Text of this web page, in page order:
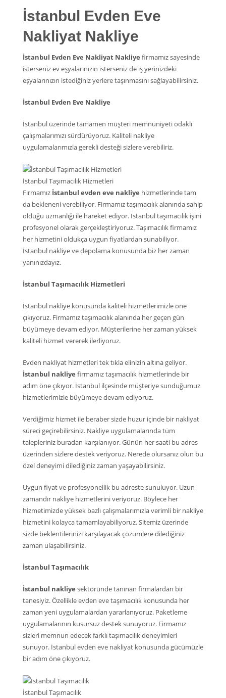
İstanbul Evden Eve
Nakliyat Nakliye
İstanbul Evden Eve Nakliyat Nakliye firmamız sayesinde
isterseniz ev eşyalarınızın isterseniz de iş yerinizdeki
eşyalarınızın istediğiniz yerlere taşınmasını sağlayabilirsiniz.
İstanbul Evden Eve Nakliye
İstanbul üzerinde tamamen müşteri memnuniyeti odaklı
çalışmalarımızı sürdürüyoruz. Kaliteli nakliye
uygulamalarımızla gerekli desteği sizlere verebiliriz.
İstanbul Taşımacılık Hizmetleri
Firmamız İstanbul evden eve nakliye hizmetlerinde tam
da bekleneni verebiliyor. Firmamız taşımacılık alanında sahip
olduğu uzmanlığı ile hareket ediyor. İstanbul taşımacılık işini
profesyonel olarak gerçekleştiriyoruz. Taşımacılık firmamız
her hizmetini oldukça uygun fiyatlardan sunabiliyor.
İstanbul nakliye ve depolama konusunda biz her zaman
yanınızdayız.
İstanbul Taşımacılık Hizmetleri
İstanbul nakliye konusunda kaliteli hizmetlerimizle öne
çıkıyoruz. Firmamız taşımacılık alanında her geçen gün
büyümeye devam ediyor. Müşterilerine her zaman yüksek
kaliteli hizmet vererek ilerliyoruz.
Evden nakliyat hizmetleri tek tıkla elinizin altına geliyor.
İstanbul nakliye firmamız taşımacılık hizmetlerinde bir
adım öne çıkıyor. İstanbul ilçesinde müşteriye sunduğumuz
hizmetlerimizle büyümeye devam ediyoruz.
Verdiğimiz hizmet ile beraber sizde huzur içinde bir nakliyat
süreci geçirebilirsiniz. Nakliye uygulamalarında tüm
talepleriniz buradan karşılanıyor. Günün her saati bu adres
üzerinden sizlere destek veriyoruz. Nerede olursanız olun bu
özel deneyimi dilediğiniz zaman yaşayabilirsiniz.
Uygun fiyat ve profesyonellik bu adreste sunuluyor. Uzun
zamandır nakliye hizmetlerini veriyoruz. Böylece her
hizmetimizde yüksek bazlı çalışmalarımızla verimli bir nakliye
hizmetini kolayca tamamlayabiliyoruz. Sitemiz üzerinde
sizde beklentilerinizi karşılayacak çözümlere dilediğiniz
zaman ulaşabilirsiniz.
İstanbul Taşımacılık
İstanbul nakliye sektöründe tanınan firmalardan bir
tanesiyiz. Özellikle evden eve taşımacılık konusunda her
zaman yeni uygulamalardan yararlanıyoruz. Paketleme
uygulamalarının kusursuz destek sunuyoruz. Firmamız
sizleri memnun edecek farklı taşımacılık deneyimleri
sunuyor. İstanbul evden eve nakliyat konusunda gücümüzle
bir adım öne çıkıyoruz.
İstanbul Taşımacılık